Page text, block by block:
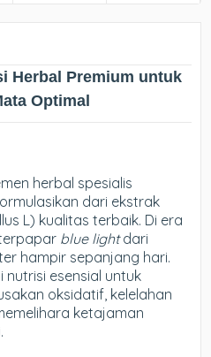
Herbal Premium untuk
Optimal
herbal spesialis
dari ekstrak
L) kualitas terbaik. Di era
blue lightdari
hampir sepanjang hari.
nutrisi esensial untuk
oksidatif, kelelahan
ketajaman